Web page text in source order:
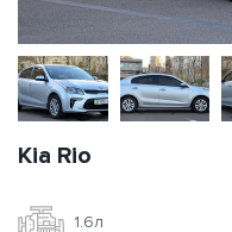
Kia Rio
1.6л